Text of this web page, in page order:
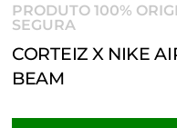
PRODUTO 100%
SEGURA
CORTEIZ X NIKE
BEAM